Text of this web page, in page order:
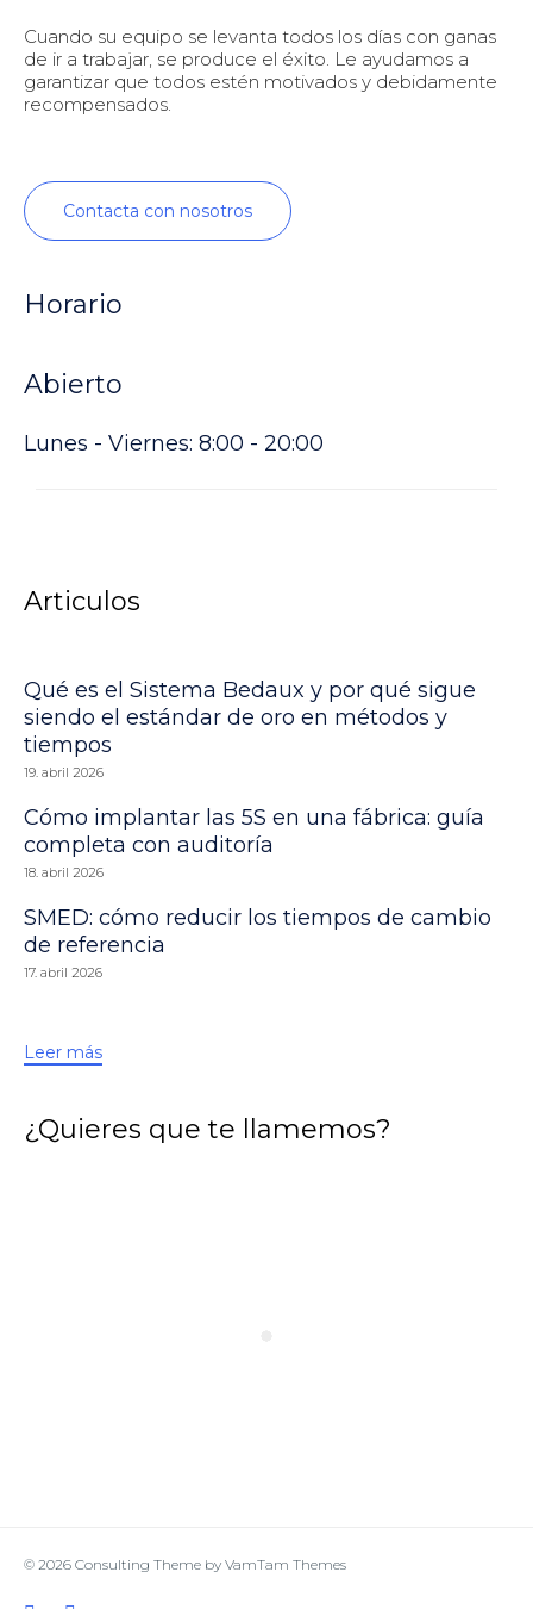
Cuando su equipo se levanta todos los días con ganas
de ir a trabajar, se produce el éxito. Le ayudamos a
garantizar que todos estén motivados y debidamente
recompensados.
Contacta con nosotros
Horario
Abierto
Lunes - Viernes: 8:00 - 20:00
Articulos
Qué es el Sistema Bedaux y por qué sigue
siendo el estándar de oro en métodos y
tiempos
19. abril 2026
Cómo implantar las 5S en una fábrica: guía
completa con auditoría
18. abril 2026
SMED: cómo reducir los tiempos de cambio
de referencia
17. abril 2026
Leer más
¿Quieres que te llamemos?
© 2026 Consulting Theme by VamTam Themes